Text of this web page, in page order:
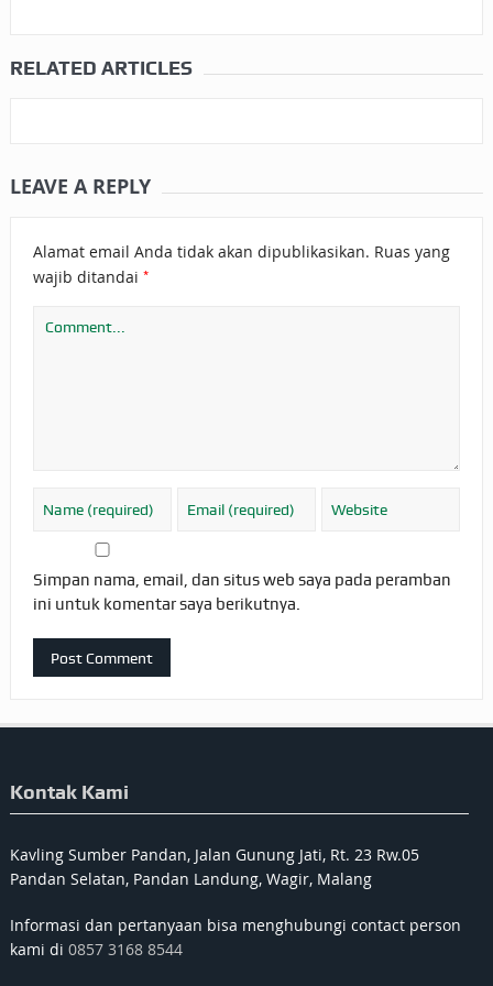
RELATED ARTICLES
LEAVE A REPLY
Alamat email Anda tidak akan dipublikasikan. Ruas yang
wajib ditandai *
Simpan nama, email, dan situs web saya pada peramban
ini untuk komentar saya berikutnya.
Kontak Kami
Kavling Sumber Pandan, Jalan Gunung Jati, Rt. 23 Rw.05
Pandan Selatan, Pandan Landung, Wagir, Malang
Informasi dan pertanyaan bisa menghubungi contact person
kami di 0857 3168 8544